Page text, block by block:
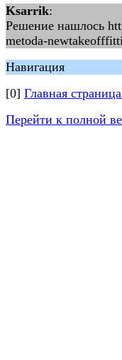
Ksarrik:
Решение нашлось
metoda-
Навигация
[0] Главная
Перейти к полной